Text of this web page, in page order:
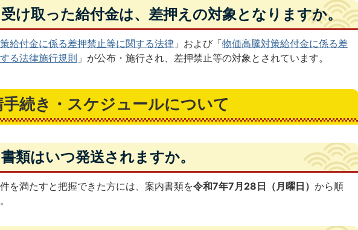
け取った給付金は、差押えの対象となりますか。
給付金に係る差押禁止等に関する法律 」および「物価高騰対策給付金に係る差
る法律施行規則 」が公布・施行され、差押禁止等の対象とされています。
続き・スケジュールについて
類はいつ発送されますか。
を満たすと把握できた方には、案内書類を令和7年7月28日（月曜日） から順